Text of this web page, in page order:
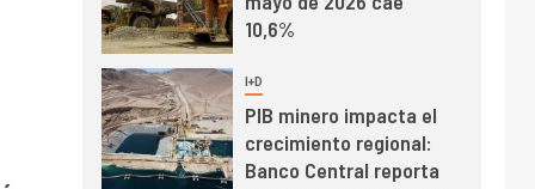
cobre alcanza
de concentrados
5 I+D
Estudio revela cómo el
precio del cobre y
educación superior se